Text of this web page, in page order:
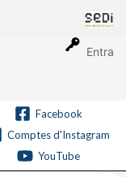
Entra
Facebook
Comptes d'Instagram
YouTube